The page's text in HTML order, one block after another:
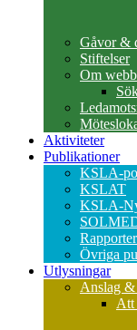
Gåvor &
Stiftelser
Om
Aktiviteter
Publikationer
KSLA-
KSLAT
KSLA-
Rapporter
Övriga
Utlysningar
Anslag
Att